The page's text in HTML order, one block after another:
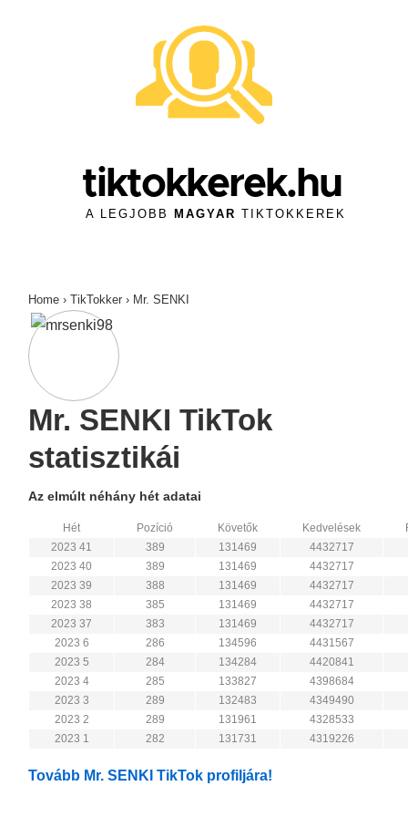
tiktokkerek.hu
A LEGJOBB MAGYAR TIKTOKKEREK
Home › TikTokker › Mr. SENKI
Mr. SENKI TikTok
statisztikái
Az elmúlt néhány hét adatai
Hét Pozíció Követők Kedvelések
2023 41
389 131469
4432717
2023 40
389 131469
4432717
2023 39
388 131469
4432717
2023 38
385 131469
4432717
2023 37
383 131469
4432717
2023 6
286 134596
4431567
2023 5
284 134284
4420841
2023 4
285 133827
4398684
2023 3
289 132483
4349490
2023 2
289 131961
4328533
2023 1
282 131731 4319226
Tovább Mr. SENKI TikTok profiljára!